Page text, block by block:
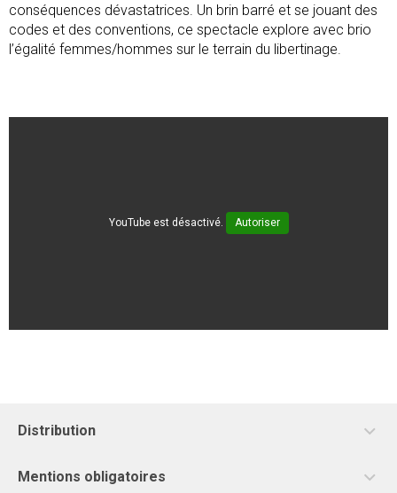
conséquences dévastatrices. Un brin barré et se jouant des
codes et des conventions, ce spectacle explore avec brio
l’égalité femmes/hommes sur le terrain du libertinage.
YouTube est désactivé. Autoriser
Distribution
Mentions obligatoires